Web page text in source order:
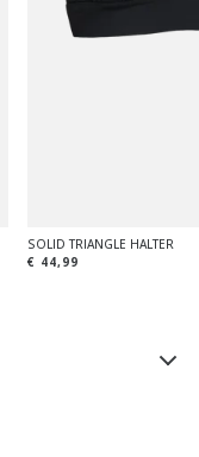
SOLID TRIANGLE HALTER
€ 44,99